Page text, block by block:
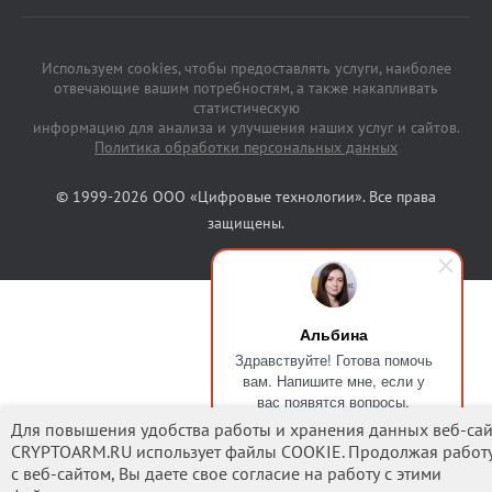
Альбина
Здравствуйте! Готова помочь
вам. Напишите мне, если у
вас появятся вопросы.
Для повышения удобства работы и хранения данных веб-
CRYPTOARM.RU использует файлы COOKIE. Продолжая
с веб-сайтом, Вы даете свое согласие на работу с этими
Используем cookies, чтобы предоставлять услуги, наиболее
отвечающие вашим потребностям, а также накапливать
статистическую
информацию для анализа и улучшения наших услуг и сайтов.
Политика обработки персональных данных
© 1999-2026 ООО «Цифровые технологии». Все права
защищены.